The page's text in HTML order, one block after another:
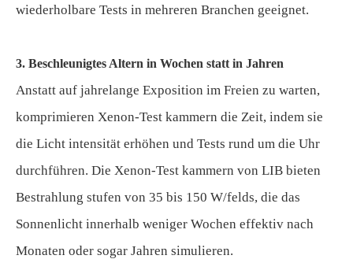
wiederholbare Tests in mehreren Branchen geeignet.
3. Beschleunigtes Altern in Wochen statt in Jahren
Anstatt auf jahrelange Exposition im Freien zu warten,
komprimieren Xenon-Test kammern die Zeit, indem sie
die Licht intensität erhöhen und Tests rund um die Uhr
durchführen. Die Xenon-Test kammern von LIB bieten
Bestrahlung stufen von 35 bis 150 W/felds, die das
Sonnenlicht innerhalb weniger Wochen effektiv nach
Monaten oder sogar Jahren simulieren.